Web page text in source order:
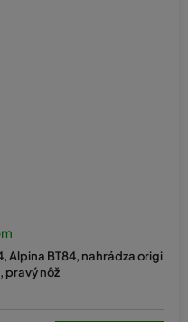
Alpina BT84, nahrádza origi
pravý nôž